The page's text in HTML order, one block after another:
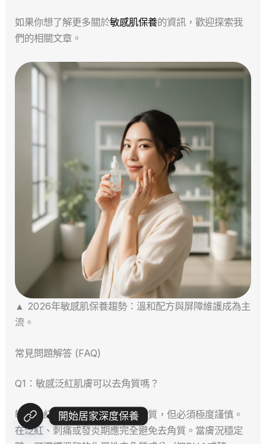
如果你想了解更多關於敏感肌保養的資訊，歡迎探索我
們的相關文章。
▲ 2026年敏感肌保養趨勢：溫和配方與屏障維護成為主
流。
常見問題解答 (FAQ)
Q1：敏感泛紅肌膚可以去角質嗎？
敏感泛紅肌膚並非完全不能去角質，但必須極度謹慎。
在泛紅、刺痛或發炎期應完全避免去角質。當膚況穩定
開始居家深度保養